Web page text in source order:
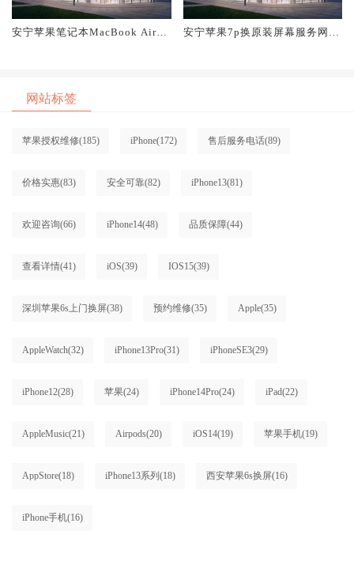
安宁苹果笔记本MacBook Air换
安宁苹果7p换原装屏幕服务网点
网站标签
苹果授权维修(185) iPhone(172) 售后服务电话(89)
价格实惠(83) 安全可靠(82) iPhone13(81)
欢迎咨询(66) iPhone14(48) 品质保障(44)
查看详情(41) iOS(39) IOS15(39)
深圳苹果6s上门换屏(38) 预约维修(35) Apple(35)
AppleWatch(32) iPhone13Pro(31) iPhoneSE3(29)
iPhone12(28) 苹果(24) iPhone14Pro(24) iPad(22)
AppleMusic(21) Airpods(20) iOS14(19) 苹果手机(19)
AppStore(18) iPhone13系列 (18) 西安苹果6s换屏(16)
iPhone手机(16)